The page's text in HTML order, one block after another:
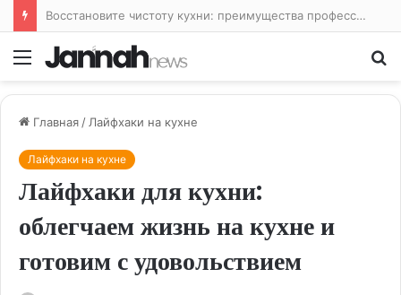
Восстановите чистоту кухни: преимущества профессиональной уборки
Меню
Главная / Лайфхаки на кухне
Лайфхаки на кухне
Лайфхаки для кухни:
облегчаем жизнь на кухне и
готовим с удовольствием